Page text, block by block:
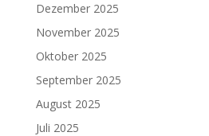
Dezember 2025
November 2025
Oktober 2025
September 2025
August 2025
Juli 2025